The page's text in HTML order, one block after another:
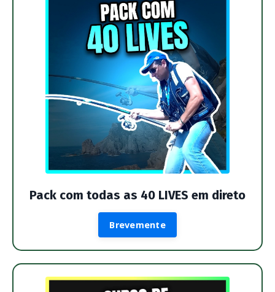
Pack com todas as 40 LIVES em direto
Brevemente